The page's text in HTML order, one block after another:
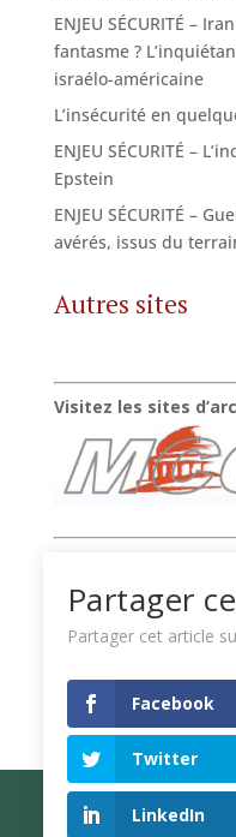
ENJEU SÉCURITÉ –
fantasme ?
israélo-américaine
L’insécurité en
ENJEU SÉCURITÉ –
Epstein
ENJEU SÉCURITÉ –
avérés, issus du
Autres sites
Visitez les sites
Partager
Partager cet article
Facebook
Twitter
LinkedIn